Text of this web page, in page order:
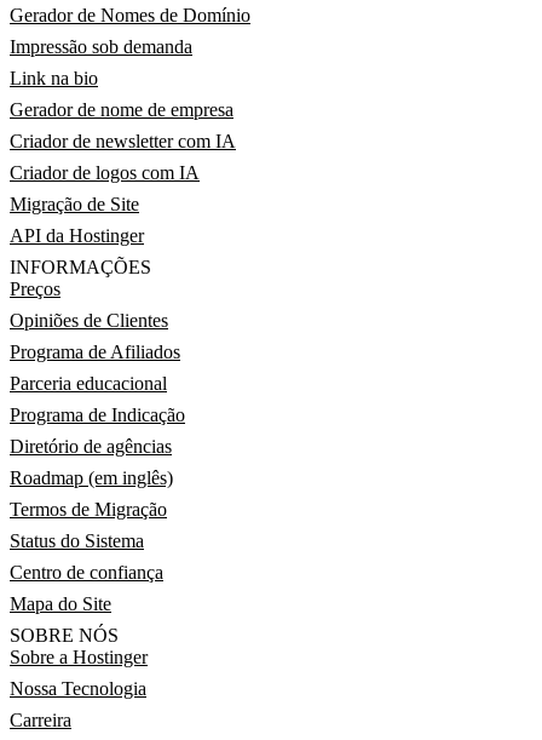
Gerador de Nomes de Domínio
Impressão sob demanda
Link na bio
Gerador de nome de empresa
Criador de newsletter com IA
Criador de logos com IA
Migração de Site
API da Hostinger
INFORMAÇÕES
Preços
Opiniões de Clientes
Programa de Afiliados
Parceria educacional
Programa de Indicação
Diretório de agências
Roadmap (em inglês)
Termos de Migração
Status do Sistema
Centro de confiança
Mapa do Site
SOBRE NÓS
Sobre a Hostinger
Nossa Tecnologia
Carreira